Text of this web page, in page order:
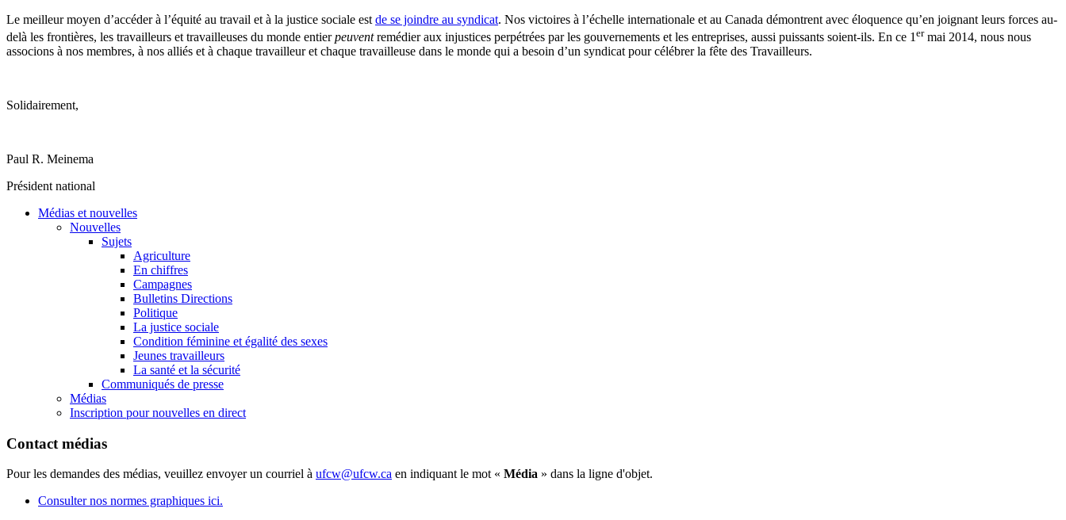
Le meilleur moyen d’accéder à l’équité au travail et à la justice sociale est de se joindre au syndicat. Nos victoires à l’échelle internationale et au Canada démontrent avec éloquence qu’en joignant leurs forces au-
delà les frontières, les travailleurs et travailleuses du monde entierpeuventremédier aux injustices perpétrées par les gouvernements et les entreprises, aussi puissants soient-ils. En ce 1 ermai 2014, nous nous
associons à nos membres, à nos alliés et à chaque travailleur et chaque travailleuse dans le monde qui a besoin d’un syndicat pour célébrer la fête des Travailleurs.
Solidairement,
Paul R. Meinema
Président national
Médias et nouvelles
Nouvelles
Sujets
Agriculture
En chiffres
Campagnes
Bulletins Directions
Politique
La justice sociale
Condition féminine et égalité des sexes
Jeunes travailleurs
La santé et la sécurité
Communiqués de presse
Médias
Inscription pour nouvelles en direct
Contact médias
Pour les demandes des médias, veuillez envoyer un courriel à ufcw@ufcw.ca en indiquant le mot « Média » dans la ligne d'objet.
Consulter nos normes graphiques ici.